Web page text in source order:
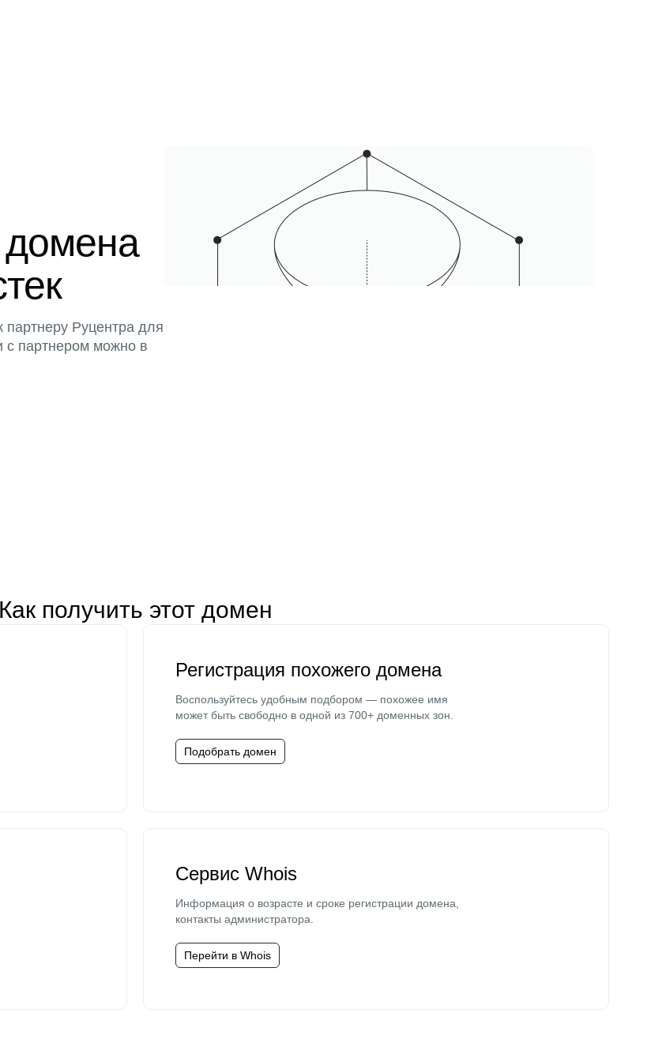
домена
Руцентра для
с партнером можно в
Как получить этот домен
Регистрация похожего домена
Воспользуйтесь удобным подбором — похожее имя
может быть свободно в одной из 700+ доменных зон.
Подобрать домен
Сервис Whois
Информация о возрасте и сроке регистрации домена,
контакты администратора.
Перейти в Whois